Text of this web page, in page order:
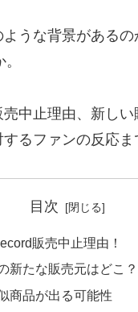
うな背景がある
中止理由、新し
るファンの反応ま
目次
販売中止理由！
新たな販売元はどこ？
商品が出る可能性